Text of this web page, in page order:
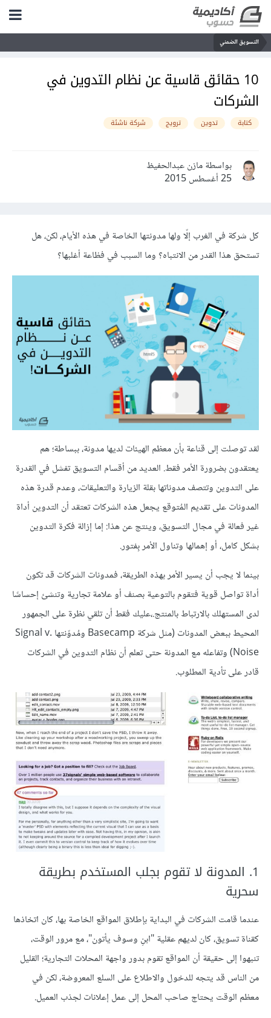
التسويق الضمني
10 حقائق قاسية عن نظام التدوين في
الشركات
كتابة تدوين ترويج شركة ناشئة
بواسطة مازن عبدالحفيظ
25 أغسطس 2015
كل شركة في الغرب إلّا ولها مدونتها الخاصة في هذه الأيام، لكن، هل
تستحق هذا القدر من الانتباه؟ وما السبب في فظاعة أغلبها؟
لقد توصلت إلى قناعة بأن معظم الهيئات لديها مدونة، ببساطة؛ هم
يعتقدون بضرورة الأمر فقط. العديد من أقسام التسويق تفشل في القدرة
على التدوين وتتصف مدوناتها بقلة الزيارة والتعليقات، وعدم قدرة هذه
المدونات على تقديم المُتوقع يجعل هذه الشركات تعتقد أن التدوين أداة
غير فعالة في مجال التسويق، وينتج عن هذا: إما إزالة فكرة التدوين
بشكل كامل، أو إهمالها وتناول الأمر بِفتور.
بينما لا يجب أن يسير الأمر بهذه الطريقة، فمدونات الشركات قد تكون
أداة تواصل قوية فتقوم بالتوعية بصنف أو علامة تجارية وتنشئ إحساسًا
لدى المستهلك بالارتباط بالمنتج.،عليك فقط أن تلقي نظرة على الجمهور
المحيط ببعض المدونات (مثل شركة Basecamp ومُدوّنتها Signal v.
Noise) وتفاعله مع المدونة حتى تعلم أن نظام التدوين في الشركات
قادر على تأدية المطلوب.
1. المدونة لا تقوم بجلب المستخدم بطريقة
سحرية
عندما قامت الشركات في البداية بإطلاق المواقع الخاصة بها، كان اتخاذها
كقناة تسويق، كان لديهم عقلية "ابنِ وسوف يأتون"، مع مرور الوقت،
تنبهوا إلى حقيقة أن المواقع تقوم بدور واجهة المحلات التجارية؛ القليل
من الناس قد يتجه للدخول والاطلاع على السلع المعروضة، لكن في
معظم الوقت يحتاج صاحب المحل إلى عمل إعلانات لجذب العميل.